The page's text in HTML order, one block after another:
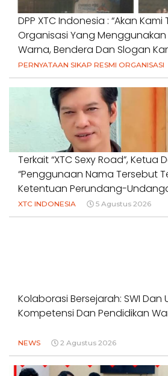
DPP XTC Indonesia : “Akan
Organisasi Yang Menggunakan
Warna, Bendera Dan Slogan
PERNYATAAN SIKAP RESMI ORGANISASI
Terkait “XTC Sexy Road”, Ketua
“Penggunaan Nama Tersebut
Ketentuan Perundang-
XTC INDONESIA 5 Agustus 2026
Kolaborasi Bersejarah: SWI Dan
Kompetensi Dan Pendidikan
NEWS 2 Agustus 2026